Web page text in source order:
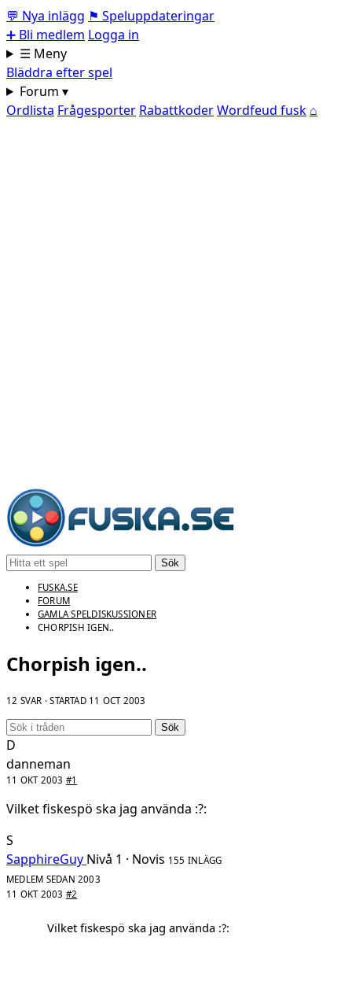
💬 Nya inlägg ⚑ Speluppdateringar
➕ Bli medlem Logga in
☰ Meny
Bläddra efter spel
Forum ▾
Ordlista Frågesporter RabattkoderWordfeud fusk ⌂
Sök
FUSKA.SE
FORUM
GAMLA SPELDISKUSSIONER
CHORPISH IGEN..
Chorpish igen..
12 SVAR · STARTAD 11 OCT 2003
Sök
D
danneman
11 OKT 2003 #1
Vilket fiskespö ska jag använda :?:
S
SapphireGuy Nivå 1 · Novis 155 INLÄGG
MEDLEM SEDAN 2003
11 OKT 2003 #2
Vilket fiskespö ska jag använda :?: